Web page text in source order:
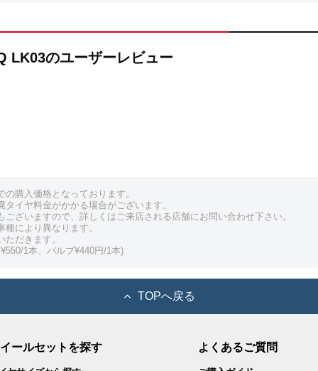
LK03のユーザーレビュー
購入価格となっております。
イヤ料金がかかる場合がございます。
ざいますので、詳しくはご来店される店舗にお問い合わせ下さい。
により異なります。
だきます。
1本、バルブ¥440円/1本)
TOPへ戻る
ールセットを探す よくあるご質問